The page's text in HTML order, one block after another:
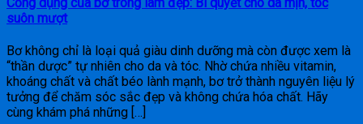
suôn mượt
Bơ không chỉ là loại quả giàu dinh dưỡng mà còn được xem là
“thần dược” tự nhiên cho da và tóc. Nhờ chứa nhiều vitamin,
khoáng chất và chất béo lành mạnh, bơ trở thành nguyên liệu lý
tưởng để chăm sóc sắc đẹp và không chứa hóa chất. Hãy
cùng khám phá những […]